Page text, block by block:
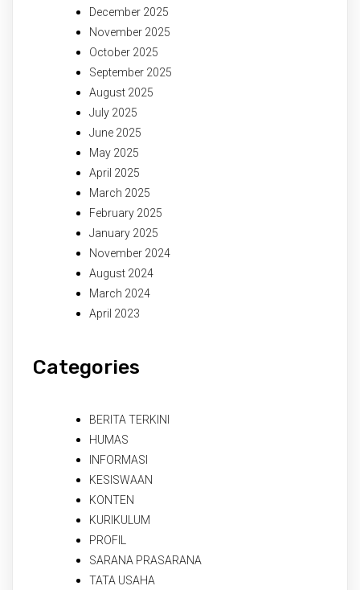
December 2025
November 2025
October 2025
September 2025
August 2025
July 2025
June 2025
May 2025
April 2025
March 2025
February 2025
January 2025
November 2024
August 2024
March 2024
April 2023
Categories
BERITA TERKINI
HUMAS
INFORMASI
KESISWAAN
KONTEN
KURIKULUM
PROFIL
SARANA PRASARANA
TATA USAHA